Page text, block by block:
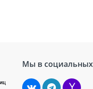
Мы в социальных